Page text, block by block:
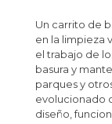
Un carrito de
en la limpieza
el trabajo de
basura y
parques y
evolucionado
diseño,